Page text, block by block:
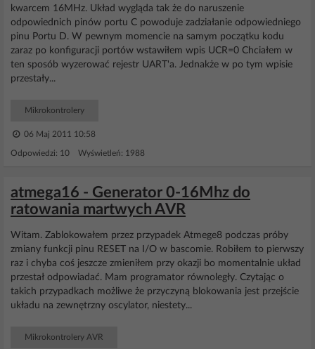
kwarcem 16MHz. Układ wygląda tak że do naruszenie
odpowiednich pinów portu C powoduje zadziałanie odpowiedniego
pinu Portu D. W pewnym momencie na samym początku kodu
zaraz po konfiguracji portów wstawiłem wpis UCR=0 Chciałem w
ten sposób wyzerować rejestr UART'a. Jednakże w po tym wpisie
przestały...
Mikrokontrolery
06 Maj 2011 10:58
Odpowiedzi: 10 Wyświetleń: 1988
atmega16 - Generator 0-16Mhz do
ratowania martwych AVR
Witam. Zablokowałem przez przypadek Atmege8 podczas próby
zmiany funkcji pinu RESET na I/O w bascomie. Robiłem to pierwszy
raz i chyba coś jeszcze zmieniłem przy okazji bo momentalnie układ
przestał odpowiadać. Mam programator równoległy. Czytając o
takich przypadkach możliwe że przyczyną blokowania jest przejście
układu na zewnętrzny oscylator, niestety...
Mikrokontrolery AVR